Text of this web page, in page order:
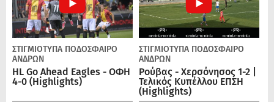
ΣΤΙΓΜΙΟΤΥΠΑ ΠΟΔΌΣΦΑΙΡΟ
ΑΝΔΡΏΝ
HL Go Ahead Eagles - ΟΦΗ
4-0 (Highlights)
ΣΤΙΓΜΙΟΤΥΠΑ ΠΟΔΌΣΦΑΙΡΟ
ΑΝΔΡΏΝ
Ρούβας - Χερσόνησος 1-2 |
Τελικός Κυπέλλου ΕΠΣΗ
(Highlights)